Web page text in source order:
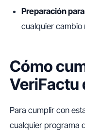
Preparación
cualquier cambio
Cómo
VeriFactu
Para cumplir con
cualquier programa